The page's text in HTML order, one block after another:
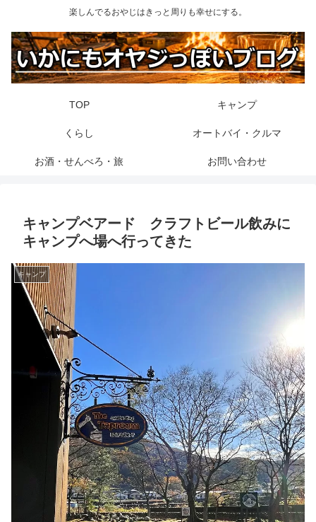
楽しんでるおやじはきっと周りも幸せにする。
TOP キャンプ
くらし オートバイ・クルマ
お酒・せんべろ・旅 お問い合わせ
キャンプベアード クラフトビール飲みに
キャンプへ場へ行ってきた
キャンプ